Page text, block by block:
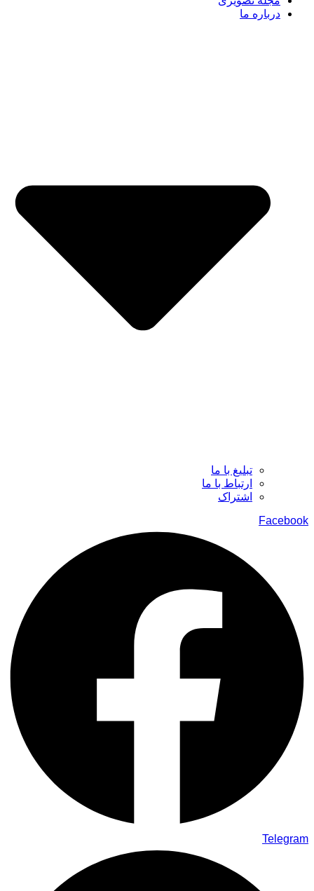
درباره ما
تبلیغ با ما
ارتباط با ما
اشتراک
Facebook
Telegram